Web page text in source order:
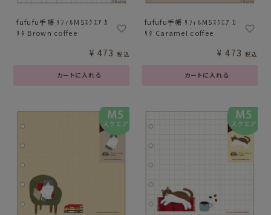
fufufu手帳 ﾘﾌｨﾙM5ｽｸｴｱ ｶ
ﾘﾀ Brown coffee
カートに入れる
¥ 473 税込
fufufu手帳 ﾘﾌｨﾙM5ｽｸｴｱ ｶ
ﾘﾀ Caramel coffee
カートに入れる
¥ 473 税込